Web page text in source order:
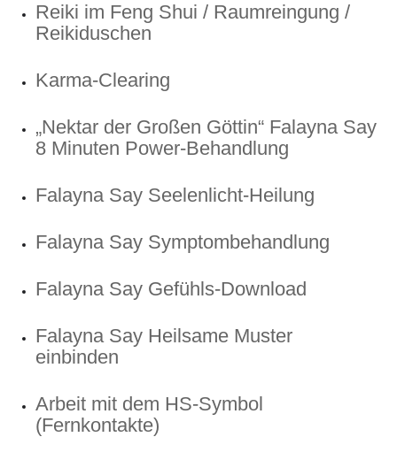
Reiki im Feng Shui / Raumreingung /
Reikiduschen
Karma-Clearing
„Nektar der Großen Göttin“ Falayna Say
8 Minuten Power-Behandlung
Falayna Say Seelenlicht-Heilung
Falayna Say Symptombehandlung
Falayna Say Gefühls-Download
Falayna Say Heilsame Muster
einbinden
Arbeit mit dem HS-Symbol
(Fernkontakte)